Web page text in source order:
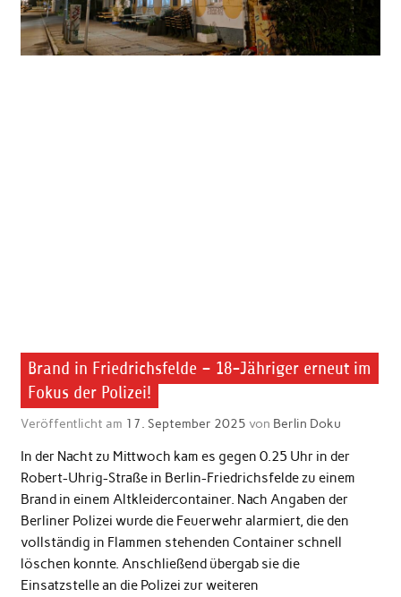
Brand in Friedrichsfelde – 18-Jähriger erneut im
Fokus der Polizei!
Veröffentlicht am 17. September 2025 von Berlin Doku
In der Nacht zu Mittwoch kam es gegen 0.25 Uhr in der
Robert-Uhrig-Straße in Berlin-Friedrichsfelde zu einem
Brand in einem Altkleidercontainer. Nach Angaben der
Berliner Polizei wurde die Feuerwehr alarmiert, die den
vollständig in Flammen stehenden Container schnell
löschen konnte. Anschließend übergab sie die
Einsatzstelle an die Polizei zur weiteren